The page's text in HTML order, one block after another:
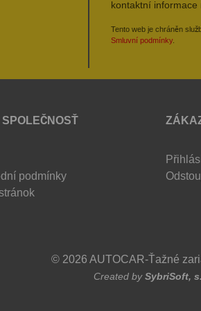
kontaktní informace
Tento web je chráněn
Smluvní podmínky.
podmínky
© 2026 AUTOCAR-Ťažné
Created bySybriSoft,